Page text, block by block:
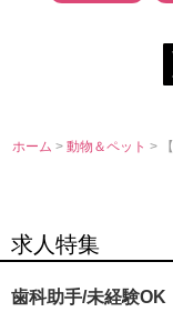
ホーム >動物＆ペット>
求人特集
歯科助手/未経験OK